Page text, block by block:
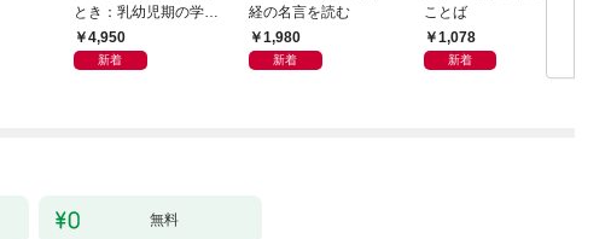
とき：乳幼児期の学び
におけるドゥルーズ／
ガタリ論
4,950
新着
経の名言を読む
1,980
新着
ことば
1,078
新着
無料